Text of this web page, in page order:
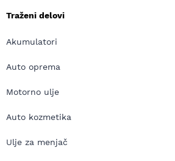
Traženi delovi
Akumulatori
Auto oprema
Motorno ulje
Auto kozmetika
Ulje za menjač